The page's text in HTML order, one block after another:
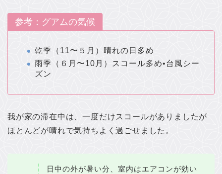
参考：グアムの気候
乾季（11〜５月）晴れの日多め
雨季（６月〜10月）スコール多め•台風シー
ズン
我が家の滞在中は、一度だけスコールがありましたが
ほとんどが晴れで気持ちよく過ごせました。
日中の外が暑い分、室内はエアコンが効い